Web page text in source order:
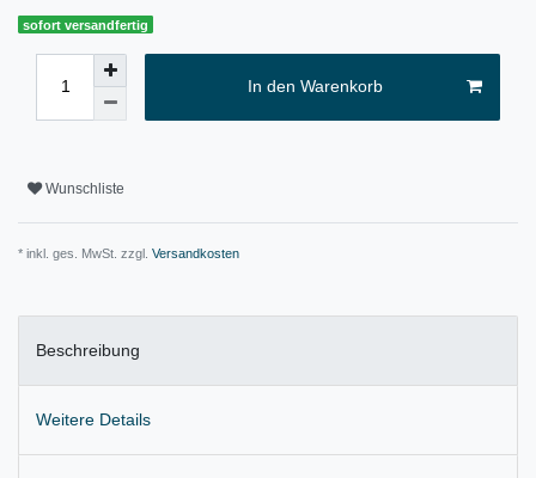
sofort versandfertig
In den Warenkorb
Wunschliste
* inkl. ges. MwSt. zzgl. Versandkosten
Beschreibung
Weitere Details